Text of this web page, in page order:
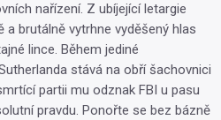
nařízení. Z ubíjející letargie
brutálně vytrhne vyděšený hlas
lince. Během jediné
stává na obří šachovnici
partii mu odznak FBI u pasu
pravdu. Ponořte se bez bázně